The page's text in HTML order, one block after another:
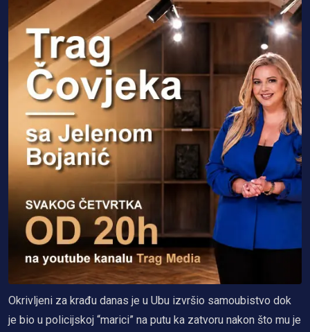
Okrivljeni za krađu danas je u Ubu izvršio samoubistvo dok
je bio u policijskoj “marici” na putu ka zatvoru nakon što mu je